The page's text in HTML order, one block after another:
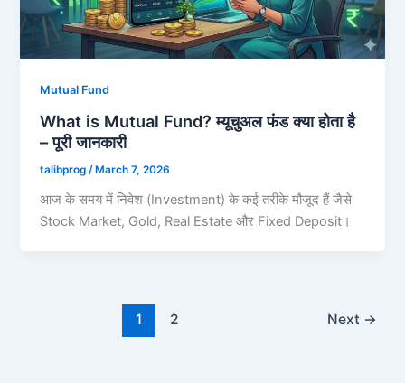
Mutual Fund
What is Mutual Fund? म्यूचुअल फंड क्या होता है
– पूरी जानकारी
talibprog /March 7, 2026
आज के समय में निवेश (Investment) के कई तरीके मौजूद हैं जैसे
Stock Market, Gold, Real Estate और Fixed Deposit।
1 2 Next →